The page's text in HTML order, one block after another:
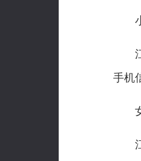
小
江
手机
女
江